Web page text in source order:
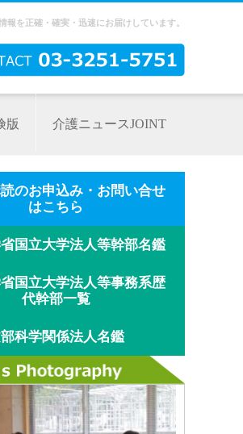
を正確・確実・迅速にお届けしています。
版 介護ニュースJOINT
のお申込み・お問い合せ
はこちら
国立大学法人等幹部名鑑
国立大学法人等事務系歴
代幹部一覧
科学関係法人名鑑